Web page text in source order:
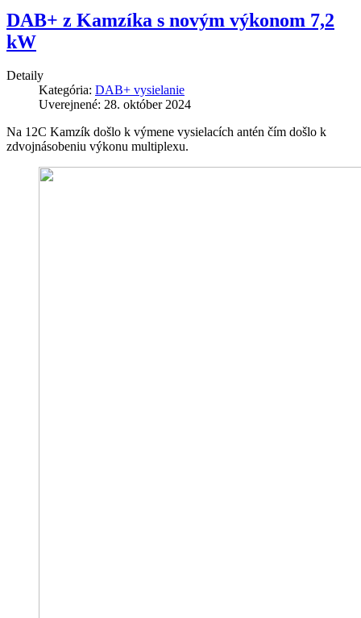
DAB+ z Kamzíka s novým výkonom 7,2
kW
Detaily
Kategória: DAB+ vysielanie
Uverejnené: 28. október 2024
Na 12C Kamzík došlo k výmene vysielacích antén čím došlo k
zdvojnásobeniu výkonu multiplexu.